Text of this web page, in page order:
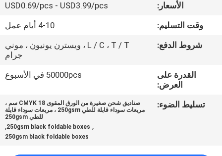
مراقبة
اتصل
الأسعار:
USD0.69/pcs - USD3.99/pcs
وقت التسليم:
4-10 أيام عمل
شروط الدفع:
L / C ، T / T ، ويسترن يونيون ، موني
جرام
القدرة على
العرض:
50000pcs في الأسبوع
تسليط الضوء:
صناديق شحن صغيرة من الورق المقوى CMYK 18 سم ،
مربعات سوداء قابلة للطي 250gsm ، مربعات سوداء قابلة
للطي 250gsm
,
250gsm black foldable boxes
,
250gsm black foldable boxes